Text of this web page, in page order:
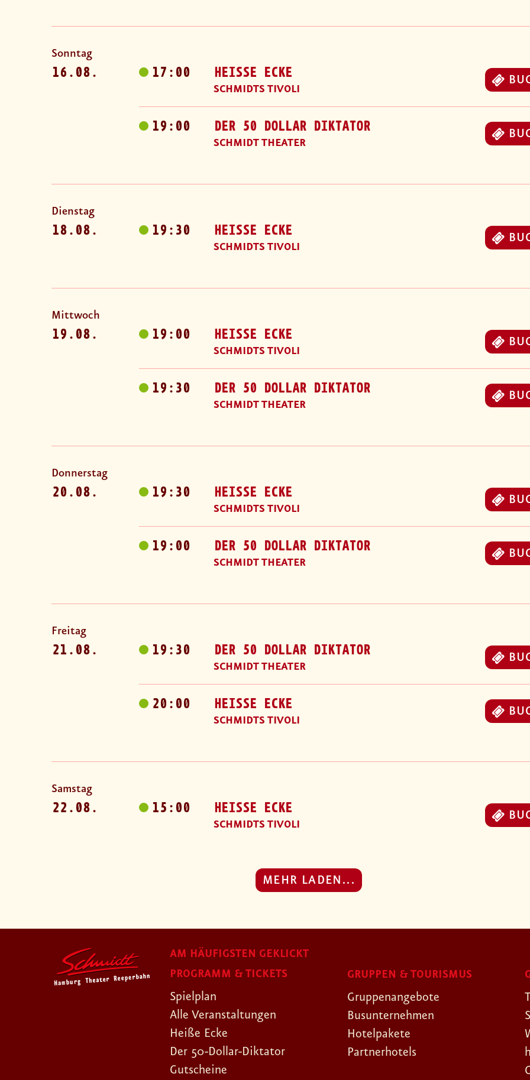
Sonntag
16.08. 17:00 HEISSE ECKE
SCHMIDTS TIVOLI
19:00 DER 50 DOLLAR DIKTATOR
SCHMIDT THEATER
Dienstag
18.08. 19:30 HEISSE ECKE
SCHMIDTS TIVOLI
Mittwoch
19.08. 19:00 HEISSE ECKE
SCHMIDTS TIVOLI
19:30 DER 50 DOLLAR DIKTATOR
SCHMIDT THEATER
Donnerstag
20.08. 19:30 HEISSE ECKE
SCHMIDTS TIVOLI
19:00 DER 50 DOLLAR DIKTATOR
SCHMIDT THEATER
Freitag
21.08. 19:30 DER 50 DOLLAR DIKTATOR
SCHMIDT THEATER
20:00 HEISSE ECKE
SCHMIDTS TIVOLI
Samstag
22.08. 15:00 HEISSE ECKE
SCHMIDTS TIVOLI
MEHR LADEN...
AM HÄUFIGSTEN GEKLICKT
PROGRAMM & TICKETS
Spielplan
Alle Veranstaltungen
Heiße Ecke
Der 50-Dollar-Diktator
Gutscheine
GRUPPEN & TOURISMUS
Gruppenangebote
Busunternehmen
Hotelpakete
Partnerhotels